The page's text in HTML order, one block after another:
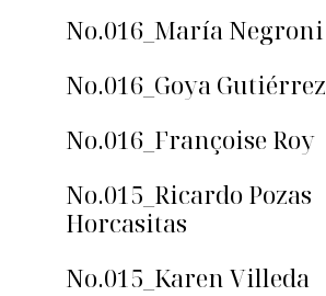
No.016_María Negroni
No.016_Goya Gutiérrez
No.016_Françoise Roy
No.015_Ricardo Pozas
Horcasitas
No.015_Karen Villeda